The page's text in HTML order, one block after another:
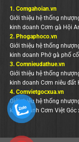
1. Comgahoian.vn
Giới thiệu hệ thống
kinh doanh Cơm gà Hội
2. Phogaphoco.vn
Giới thiệu hệ thống
kinh doanh Phở gà phố
3. Comnieudathue.vn
Giới thiệu hệ thống
kinh doanh Cơm niêu đất
4. Comvietgocxua.vn
Giới thiệu hệ thống
kinh doanh Cơm Việt Góc